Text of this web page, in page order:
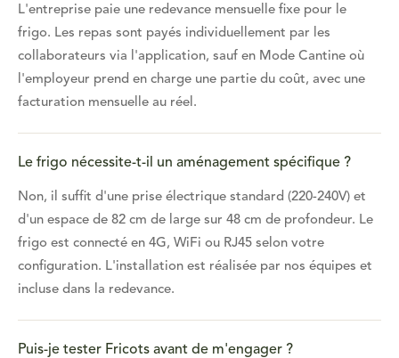
L'entreprise paie une redevance mensuelle fixe pour le
frigo. Les repas sont payés individuellement par les
collaborateurs via l'application, sauf en Mode Cantine où
l'employeur prend en charge une partie du coût, avec une
facturation mensuelle au réel.
Le frigo nécessite-t-il un aménagement spécifique ?
Non, il suffit d'une prise électrique standard (220-240V) et
d'un espace de 82 cm de large sur 48 cm de profondeur. Le
frigo est connecté en 4G, WiFi ou RJ45 selon votre
configuration. L'installation est réalisée par nos équipes et
incluse dans la redevance.
Puis-je tester Fricots avant de m'engager ?